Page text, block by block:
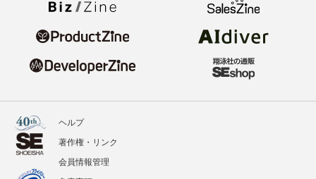
ヘルプ
著作権・リンク
会員情報管理